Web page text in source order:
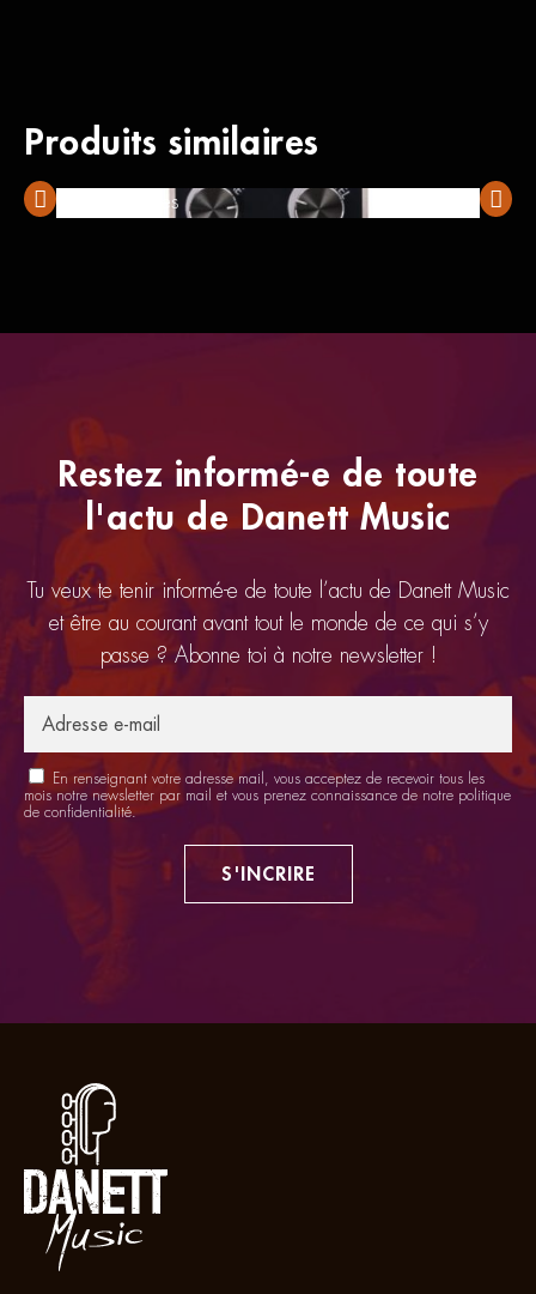
Produits similaires
Foxgear Echoes All
Restez informé-e de toute
l'actu de Danett Music
Tu veux te tenir informé-e de toute l’actu de Danett Music
et être au courant avant tout le monde de ce qui s’y
passe ? Abonne toi à notre newsletter !
En renseignant votre adresse mail, vous acceptez de recevoir tous les
mois notre newsletter par mail et vous prenez connaissance de notre politique
de confidentialité.
S'INCRIRE